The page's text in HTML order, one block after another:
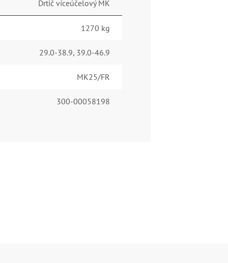
Drtič víceúčelový MK
1270 kg
29.0-38.9, 39.0-46.9
MK25/FR
300-00058198